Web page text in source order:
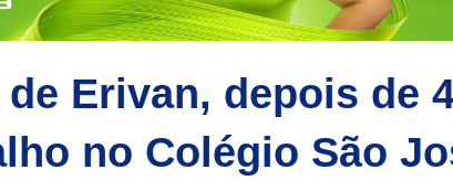
Erivan, depois de
no Colégio São